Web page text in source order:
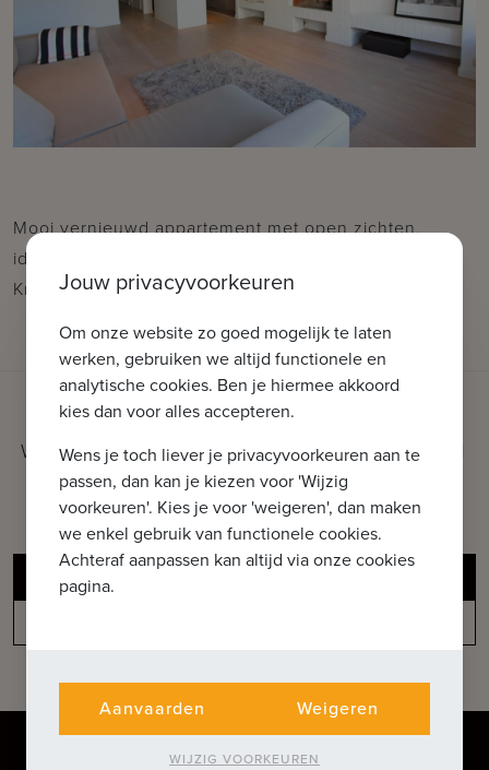
Mooi vernieuwd appartement met open zichten,
ideaal gelegen nabij het strand en de Lippenslaan te
Knokke.
WAT KUNNEN WE VOOR U BETEKENEN
Ontdek onze extra diensten
Gratis schatting van uw pand
Jouw privacyvoorkeuren
Om onze website zo goed mogelijk te laten
werken, gebruiken we altijd functionele en
analytische cookies. Ben je hiermee akkoord
kies dan voor alles accepteren.
Wens je toch liever je privacyvoorkeuren aan te
passen, dan kan je kiezen voor 'Wijzig
voorkeuren'. Kies je voor 'weigeren', dan maken
we enkel gebruik van functionele cookies.
Achteraf aanpassen kan altijd via onze cookies
pagina.
Aanvaarden Weigeren
WIJZIG VOORKEUREN